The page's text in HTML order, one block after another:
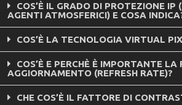
COS’È IL GRADO DI PROTEZIONE IP
AGENTI ATMOSFERICI) E COSA
COS’È LA TECNOLOGIA VIRTUAL
COS’È E PERCHÈ È IMPORTANTE LA
AGGIORNAMENTO (REFRESH RATE)?
CHE COS’È IL FATTORE DI